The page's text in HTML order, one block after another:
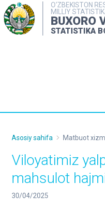
O‘ZBEKISTON
MILLIY
BUXORO
STATISTIKA
Asosiy sahifa Matbuot
Viloyatimiz
mahsulot
30/04/2025